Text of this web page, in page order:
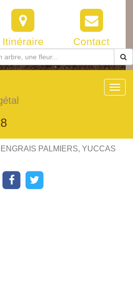
Itinéraire Contact
PALMIERS, YUCCAS